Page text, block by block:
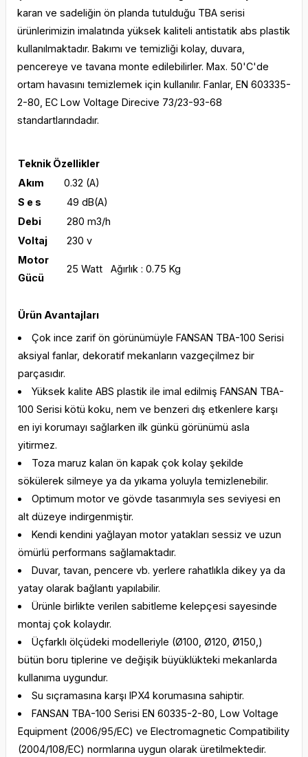
karan ve sadeliğin ön planda tutulduğu TBA serisi
ürünlerimizin imalatında yüksek kaliteli antistatik abs plastik
kullanılmaktadır. Bakımı ve temizliği kolay, duvara,
pencereye ve tavana monte edilebilirler. Max. 50'C'de
ortam havasını temizlemek için kullanılır. Fanlar, EN 603335-
2-80, EC Low Voltage Direcive 73/23-93-68
standartlarındadır.
Teknik Özellikler
Akım
0.32 (A)
S e s
49 dB(A)
Debi
280 m3/h
Voltaj
230 v
Motor
Gücü
25 Watt Ağırlık : 0.75 Kg
Ürün Avantajları
Çok ince zarif ön görünümüyle FANSAN TBA-100 Serisi
aksiyal fanlar, dekoratif mekanların vazgeçilmez bir
parçasıdır.
Yüksek kalite ABS plastik ile imal edilmiş FANSAN TBA-
100 Serisi kötü koku, nem ve benzeri dış etkenlere karşı
en iyi korumayı sağlarken ilk günkü görünümü asla
yitirmez.
Toza maruz kalan ön kapak çok kolay şekilde
sökülerek silmeye ya da yıkama yoluyla temizlenebilir.
Optimum motor ve gövde tasarımıyla ses seviyesi en
alt düzeye indirgenmiştir.
Kendi kendini yağlayan motor yatakları sessiz ve uzun
ömürlü performans sağlamaktadır.
Duvar, tavan, pencere vb. yerlere rahatlıkla dikey ya da
yatay olarak bağlantı yapılabilir.
Ürünle birlikte verilen sabitleme kelepçesi sayesinde
montaj çok kolaydır.
Üçfarklı ölçüdeki modelleriyle (Ø100, Ø120, Ø150,)
bütün boru tiplerine ve değişik büyüklükteki mekanlarda
kullanıma uygundur.
Su sıçramasına karşı IPX4 korumasına sahiptir.
FANSAN TBA-100 Serisi EN 60335-2-80, Low Voltage
Equipment (2006/95/EC) ve Electromagnetic Compatibility
(2004/108/EC) normlarına uygun olarak üretilmektedir.